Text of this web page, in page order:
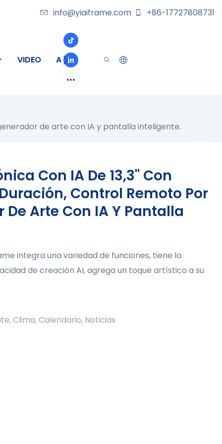
info@yiaiframe.com +86-17727808731
VIDEO ACERCA DE CONTACTO
de arte con IA y pantalla inteligente.
Con IA De 13,3" Con
Control Remoto Por
Arte Con IA Y Pantalla
integra una variedad de funciones, tiene la
de creación AI, agrega un toque artístico a su
Clima, Calendario, Noticias